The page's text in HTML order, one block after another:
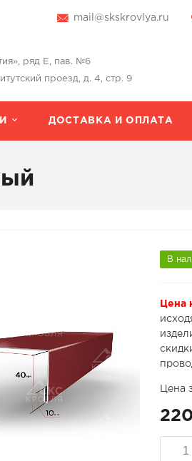
mail@skskrovlya.ru
ряд Е, пав. №6
проезд, д. 4, стр. 9
ДОСТАВКА И ОПЛАТА
В
Цена
Цена